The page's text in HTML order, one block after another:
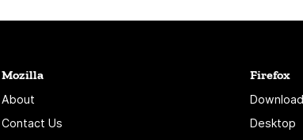
Mozilla
About
Contact Us
Firefox
Desktop